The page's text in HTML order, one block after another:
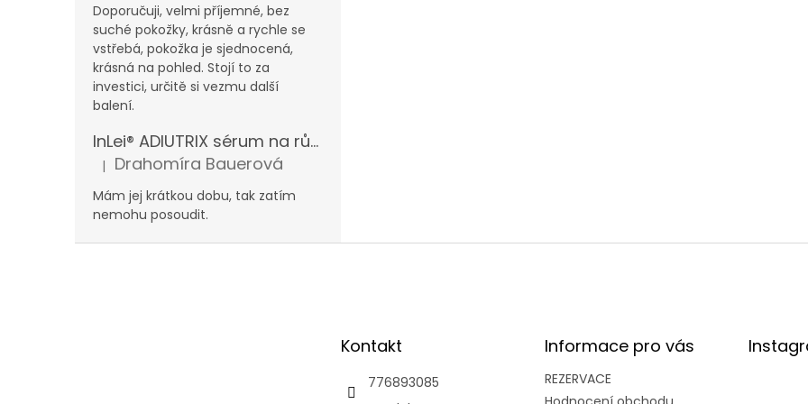
Doporučuji, velmi příjemné, bez
suché pokožky, krásně a rychle se
vstřebá, pokožka je sjednocená,
krásná na pohled. Stojí to za
investici, určitě si vezmu další
balení.
InLei® ADIUTRIX sérum na růst řas a obočí
Hodnocení produktu je 5 z 5 hvězdiček.
| Drahomíra Bauerová
Mám jej krátkou dobu, tak zatím
nemohu posoudit.
Kontakt
776893085
Informace pro vás
REZERVACE